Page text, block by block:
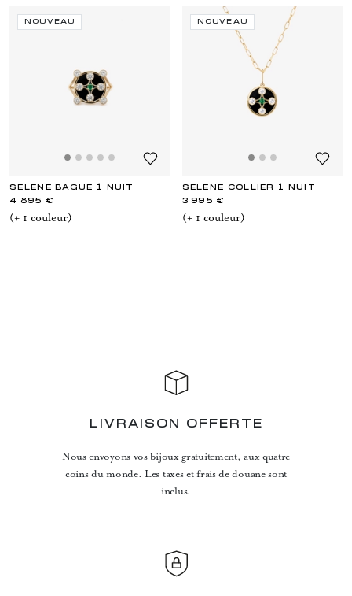
NOUVEAU
SELENE BAGUE 1 NUIT
4 895 €
(+ 1 couleur)
NOUVEAU
SELENE COLLIER 1 NUIT
3 995 €
(+ 1 couleur)
LIVRAISON OFFERTE
Nous envoyons vos bijoux gratuitement, aux quatre
coins du monde. Les taxes et frais de douane sont
inclus.